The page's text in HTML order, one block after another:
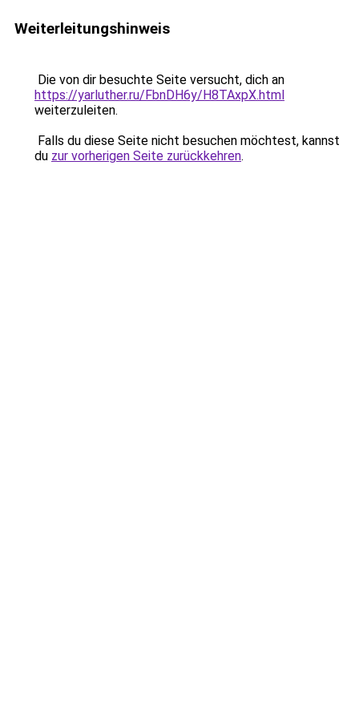
Weiterleitungshinweis
Die von dir besuchte Seite versucht, dich an
https://yarluther.ru/FbnDH6y/H8TAxpX.html
weiterzuleiten.
Falls du diese Seite nicht besuchen möchtest, kannst
du zur vorherigen Seite zurückkehren.